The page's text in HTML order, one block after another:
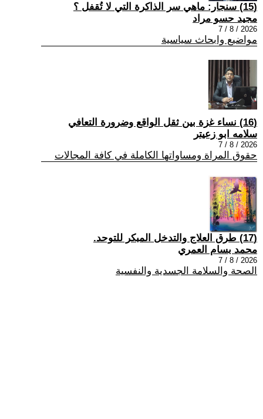
(15) سنجار: ماهي سر الذاكرة التي لا تُقفل ؟
مجيد حسو مراد
2026 / 8 / 7
مواضيع وابحاث سياسية
(16) نساء غزة بين ثقل الواقع وضرورة التعافي
سلامه ابو زعيتر
2026 / 8 / 7
حقوق المراة ومساواتها الكاملة في كافة المجالات
(17) طرق العلاج والتدخل المبكر للتوحد.
محمد بسام العمري
2026 / 8 / 7
الصحة والسلامة الجسدية والنفسية